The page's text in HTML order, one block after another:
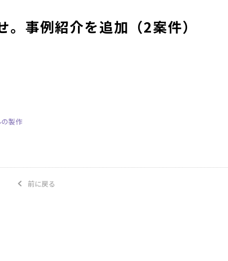
事例紹介を追加（2案件）
製作
前に戻る